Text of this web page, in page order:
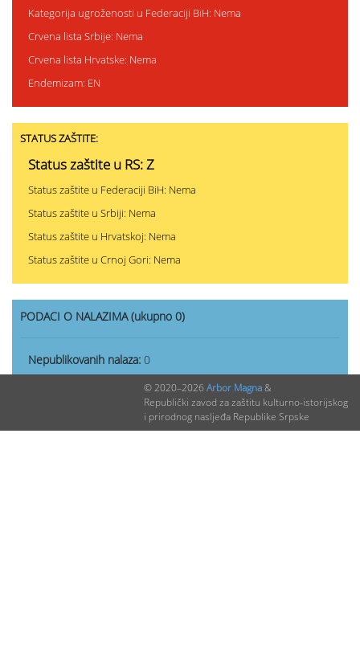
Kategorija ugroženosti u Federaciji BiH: Nema
Crvena lista Srbije: Nema
Crvena lista Hrvatske: Nema
Endemizam: EN
STATUS ZAŠTITE:
Status zaštite u RS: Z
Status zaštite u Federaciji BiH: Nema
Status zaštite u Srbiji: Nema
Status zaštite u Hrvatskoj: Nema
Status zaštite u Crnoj Gori: Nema
PODACI O NALAZIMA (ukupno 0)
Nepublikovanih nalaza: 0
© 2020–2026 Arbor Magna&
Republički zavod za zaštitu kulturno-istorijskog
i prirodnog nasljeđa Republike Srpske